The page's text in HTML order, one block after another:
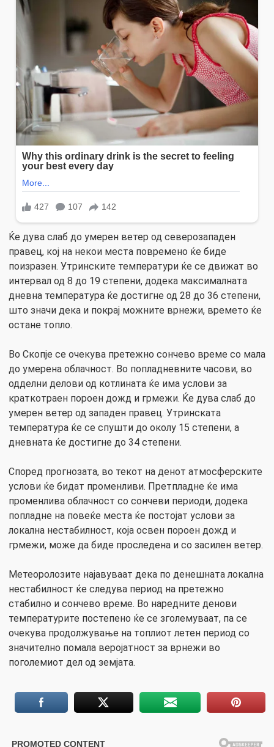
Ќе дува слаб до умерен ветер од северозападен
правец, кој на некои места повремено ќе биде
поизразен. Утринските температури ќе се движат во
интервал од 8 до 19 степени, додека максималната
дневна температура ќе достигне од 28 до 36 степени,
што значи дека и покрај можните врнежи, времето ќе
остане топло.
Во Скопје се очекува претежно сончево време со мала
до умерена облачност. Во попладневните часови, во
одделни делови од котлината ќе има услови за
краткотраен пороен дожд и грмежи. Ќе дува слаб до
умерен ветер од западен правец. Утринската
температура ќе се спушти до околу 15 степени, а
дневната ќе достигне до 34 степени.
Според прогнозата, во текот на денот атмосферските
услови ќе бидат променливи. Претпладне ќе има
променлива облачност со сончеви периоди, додека
попладне на повеќе места ќе постојат услови за
локална нестабилност, која освен пороен дожд и
грмежи, може да биде проследена и со засилен ветер.
Метеоролозите најавуваат дека по денешната локална
нестабилност ќе следува период на претежно
стабилно и сончево време. Во наредните денови
температурите постепено ќе се зголемуваат, па се
очекува продолжување на топлиот летен период со
значително помала веројатност за врнежи во
поголемиот дел од земјата.